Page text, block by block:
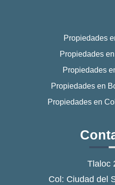
Propiedades
Propiedades
Propiedades
Propiedades en
Propiedades en
Tlaloc
Col: Ciudad del